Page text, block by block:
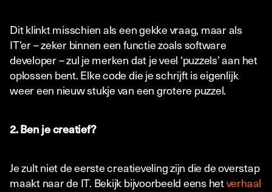
Dit klinkt misschien als een gekke vraag, maar als
IT’er – zeker binnen een functie zoals software
developer – zul je merken dat je veel ‘puzzels’ aan het
oplossen bent. Elke code die je schrijft is eigenlijk
weer een nieuw stukje van een grotere puzzel.
2. Ben je creatief?
Je zult niet de eerste creatieveling zijn die de overstap
maakt naar de IT. Bekijk bijvoorbeeld eens hetverhaal